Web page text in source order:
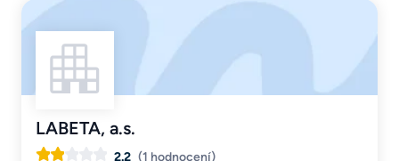
LABETA, a.s.
2.2 (1 hodnocení)